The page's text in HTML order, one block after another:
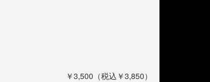
￥3,500（税込￥3,850）